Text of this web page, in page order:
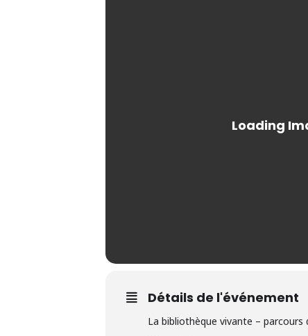
Détails de l'événement
La bibliothèque vivante –